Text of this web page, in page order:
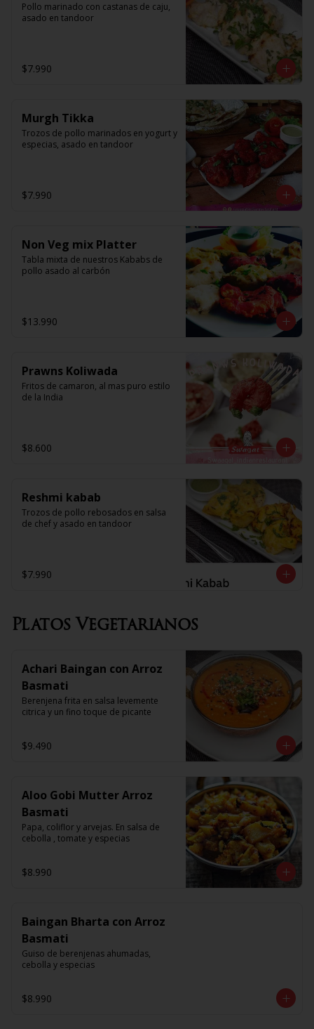
Pollo marinado con castanas de caju,
asado en tandoor
$7.990
Murgh Tikka
Trozos de pollo marinados en yogurt y
especias, asado en tandoor
$7.990
Non Veg mix Platter
Tabla mixta de nuestros Kababs de
pollo asado al carbón
$13.990
Prawns Koliwada
Fritos de camaron, al mas puro estilo
de la India
$8.600
Reshmi kabab
Trozos de pollo rebosados en salsa
de chef y asado en tandoor
$7.990
Platos Vegetarianos
Achari Baingan con Arroz
Basmati
Berenjena frita en salsa levemente
citrica y un fino toque de picante
$9.490
Aloo Gobi Mutter Arroz
Basmati
Papa, coliflor y arvejas. En salsa de
cebolla , tomate y especias
$8.990
Baingan Bharta con Arroz
Basmati
Guiso de berenjenas ahumadas,
cebolla y especias
$8.990